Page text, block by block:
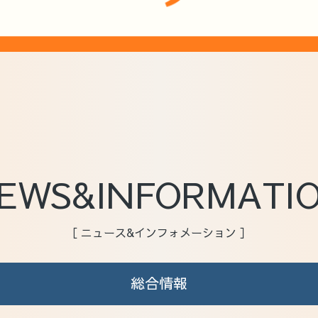
［ ニュース&インフォメーション ］
総合情報